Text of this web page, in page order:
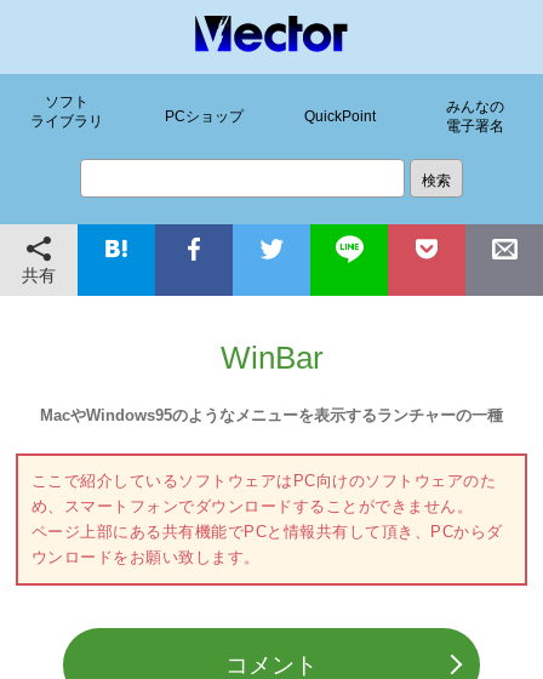
ソフト
ライブラリ
PCショップ QuickPoint
みんなの
電子署名
共有
WinBar
MacやWindows95のようなメニューを表示するランチャーの一種
ここで紹介しているソフトウェアはPC向けのソフトウェアのた
め、スマートフォンでダウンロードすることができません。
ページ上部にある共有機能でPCと情報共有して頂き、PCからダ
ウンロードをお願い致します。
コメント